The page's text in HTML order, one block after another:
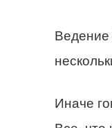
Ведение
Иначе